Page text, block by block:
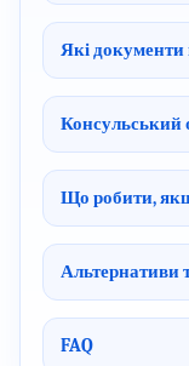
Які документи
Консульський
Що робити,
Альтернативи
FAQ